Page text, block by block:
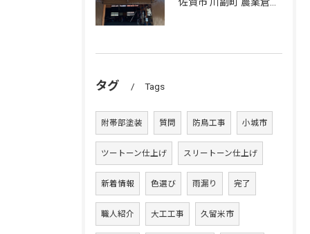
タグ Tags
附帯部塗装 質問 防鳥工事 小城市
ツートーン仕上げ スリートーン仕上げ
新着情報 色選び 雨漏り 完了
職人紹介 大工工事 久留米市